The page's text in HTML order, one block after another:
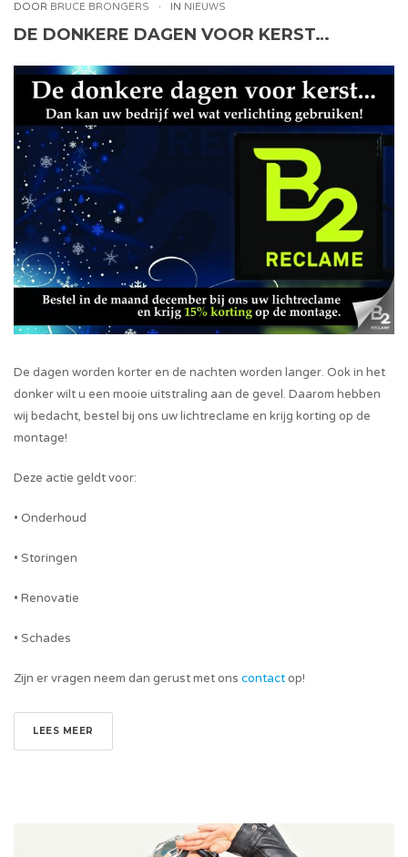
DOOR BRUCE BRONGERS IN NIEUWS
DE DONKERE DAGEN VOOR KERST…
De dagen worden korter en de nachten worden langer. Ook in het
donker wilt u een mooie uitstraling aan de gevel. Daarom hebben
wij bedacht, bestel bij ons uw lichtreclame en krijg korting op de
montage!
Deze actie geldt voor:
• Onderhoud
• Storingen
• Renovatie
• Schades
Zijn er vragen neem dan gerust met ons contactop!
LEES MEER